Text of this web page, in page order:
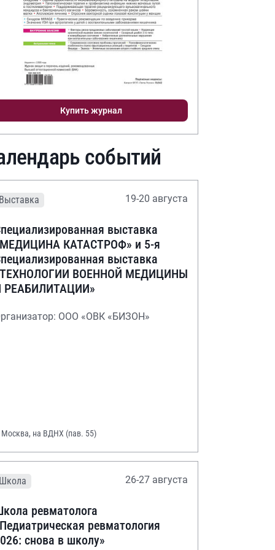
Купить журнал
событий
Выставка 19-20 августа
выставка
КАТАСТРОФ» и 5-я
выставка
ВОЕННОЙ МЕДИЦИНЫ
РЕАБИЛИТАЦИИ»
ООО «ОВК «БИЗОН»
Москва, на ВДНХ (пав. 55)
Школа 26-27 августа
ревматолога
ревматология
снова в школу»